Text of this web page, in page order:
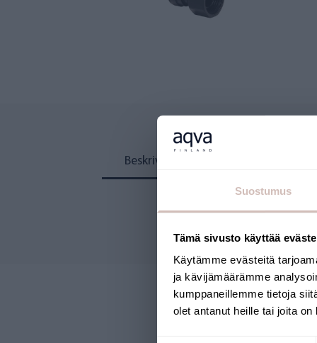
Suostumus
Tämä sivusto käyttää
Käytämme evästeitä
ja kävijämäärämme
kumppaneillemme tietoja
olet antanut heille tai joita
Beskrivning